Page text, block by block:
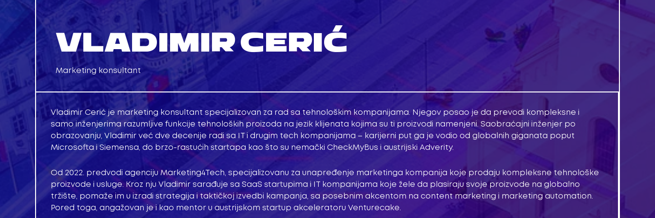
VLADIMIR CERIĆ
Marketing konsultant
Vladimir Cerić je marketing konsultant specijalizovan za rad sa tehnološkim kompanijama. Njegov posao je da prevodi kompleksne i
samo inženjerima razumljive funkcije tehnoloških proizoda na jezik klijenata kojima su ti proizvodi namenjeni. Saobraćajni inženjer po
obrazovanju, Vladimir već dve decenije radi sa IT i drugim tech kompanijama – karijerni put ga je vodio od globalnih giganata poput
Microsofta i Siemensa, do brzo-rastućih startapa kao što su nemački CheckMyBus i austrijski Adverity.
Od 2022. predvodi agenciju Marketing4Tech, specijalizovanu za unapređenje marketinga kompanija koje prodaju kompleksne tehnološke
proizvode i usluge. Kroz nju Vladimir sarađuje sa SaaS startupima i IT kompanijama koje žele da plasiraju svoje proizvode na globalno
tržište, pomaže im u izradi strategija i taktičkoj izvedbi kampanja, sa posebnim akcentom na content marketing i marketing automation.
Pored toga, angažovan je i kao mentor u austrijskom startup akceleratoru Venturecake.